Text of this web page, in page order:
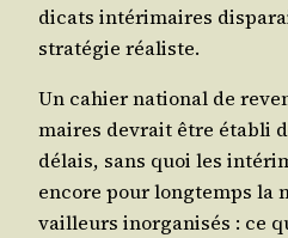
di­cats inté­ri­maires
stra­té­gie réaliste.
Un cahier natio­nal de
maires devrait être éta­bli
délais, sans quoi les
encore pour long­temps la
vailleurs inor­ga­ni­sés : ce